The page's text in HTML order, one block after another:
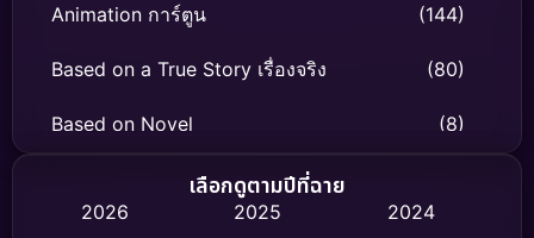
Animation การ์ตูน (144)
Based on a True Story เรื่องจริง (80)
Based on Novel (8)
Biography ชีวิตจริงเลือกดูตามปีที่ฉาย
2026 2025
2024